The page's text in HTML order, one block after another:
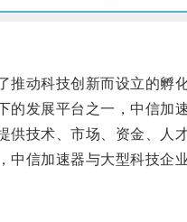
动科技创新而设立的孵化
发展平台之一，中信加速
技术、市场、资金、人才
信加速器与大型科技企业